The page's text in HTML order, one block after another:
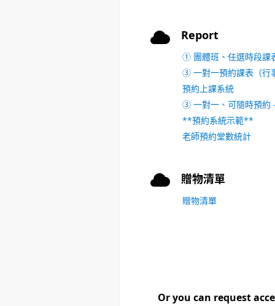
Report
① 團體班、任選時段課
③ 一對一預約課表（行
預約上課系統
③ 一對一、可隨時預約
**預約系統示範**
老師預約堂數統計
贈物清單
贈物清單
Or you can request